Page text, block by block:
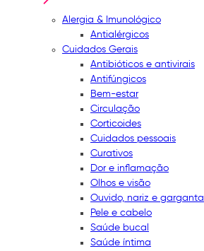
Alergia & Imunológico
Antialérgicos
Cuidados Gerais
Antibióticos e antivirais
Antifúngicos
Bem-estar
Circulação
Corticoides
Cuidados pessoais
Curativos
Dor e inflamação
Olhos e visão
Ouvido, nariz e garganta
Pele e cabelo
Saúde bucal
Saúde íntima